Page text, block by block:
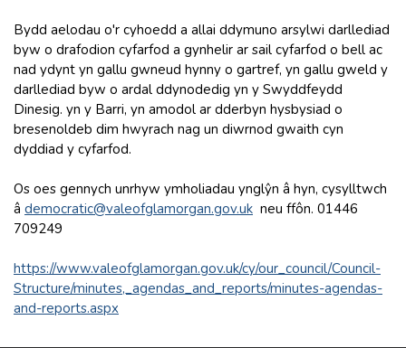
Bydd aelodau o'r cyhoedd a allai ddymuno arsylwi darllediad
byw o drafodion cyfarfod a gynhelir ar sail cyfarfod o bell ac
nad ydynt yn gallu gwneud hynny o gartref, yn gallu gweld y
darllediad byw o ardal ddynodedig yn y Swyddfeydd
Dinesig. yn y Barri, yn amodol ar dderbyn hysbysiad o
bresenoldeb dim hwyrach nag un diwrnod gwaith cyn
dyddiad y cyfarfod.
Os oes gennych unrhyw ymholiadau ynglŷn â hyn, cysylltwch
â democratic@valeofglamorgan.gov.uk neu ffôn. 01446
709249
https://www.valeofglamorgan.gov.uk/cy/our_council/Council-
Structure/minutes,_agendas_and_reports/minutes-agendas-
and-reports.aspx